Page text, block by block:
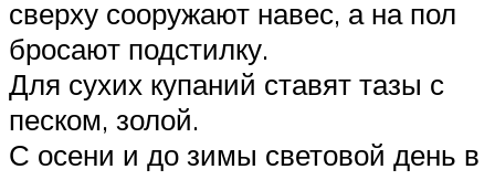
сверху сооружают навес, а на пол
бросают подстилку.
Для сухих купаний ставят тазы с
песком, золой.
С осени и до зимы световой день в